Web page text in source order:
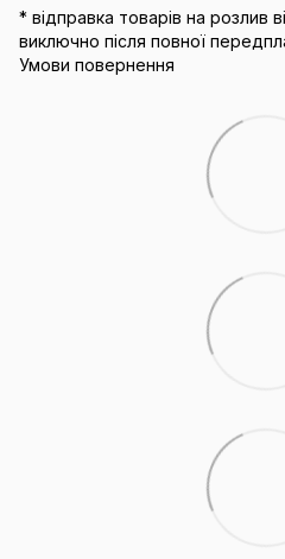
* відправка товарів на розлив
виключно після повної
Умови повернення